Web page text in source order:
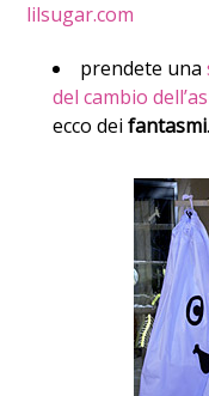
lilsugar.com
prendete una
del cambio
ecco dei fantasmi.